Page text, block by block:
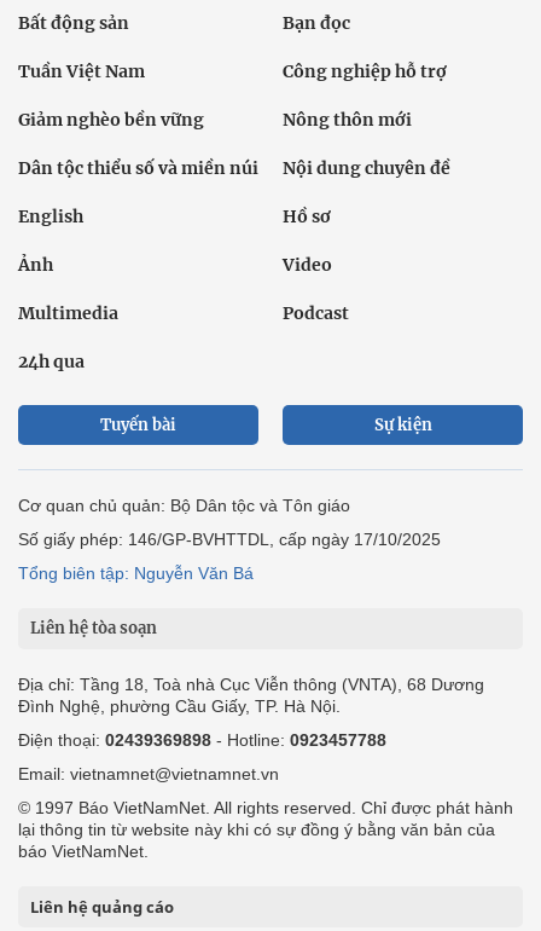
Bất động sản Bạn đọc
Tuần Việt Nam Công nghiệp hỗ trợ
Giảm nghèo bền vững Nông thôn mới
Dân tộc thiểu số và miền núi Nội dung chuyên đề
English Hồ sơ
Ảnh Video
Multimedia Podcast
24h qua
Tuyến bài Sự kiện
Cơ quan chủ quản: Bộ Dân tộc và Tôn giáo
Số giấy phép: 146/GP-BVHTTDL, cấp ngày 17/10/2025
Tổng biên tập: Nguyễn Văn Bá
Liên hệ tòa soạn
Địa chỉ: Tầng 18, Toà nhà Cục Viễn thông (VNTA), 68 Dương
Đình Nghệ, phường Cầu Giấy, TP. Hà Nội.
Điện thoại: 02439369898 - Hotline: 0923457788
Email: vietnamnet@vietnamnet.vn
© 1997 Báo VietNamNet. All rights reserved. Chỉ được phát hành
lại thông tin từ website này khi có sự đồng ý bằng văn bản của
báo VietNamNet.
Liên hệ quảng cáo